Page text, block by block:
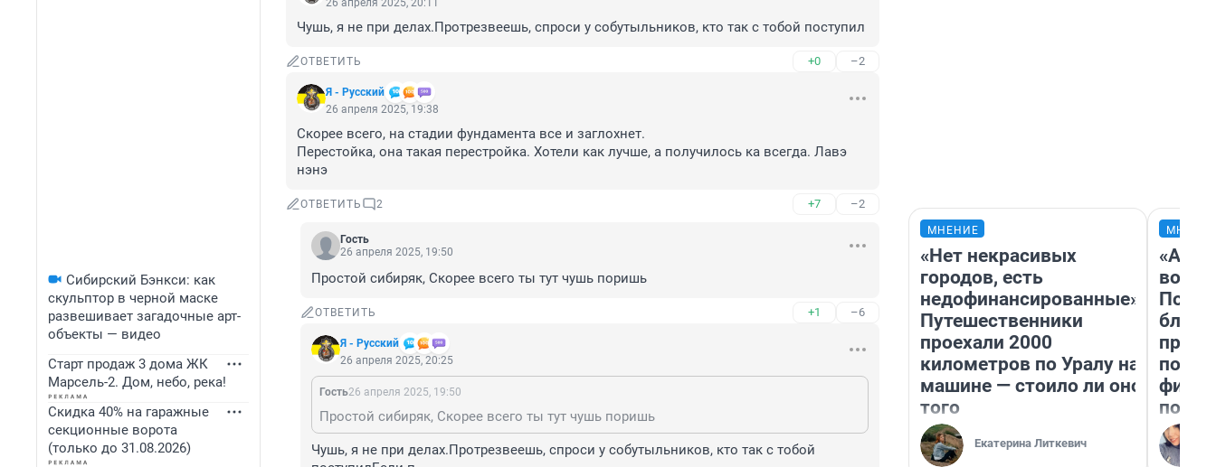
Сибирский Бэнкси: как
скульптор в черной маске
развешивает загадочные арт-
объекты — видео
Старт продаж 3 дома ЖК
Марсель-2. Дом, небо, река!
Скидка 40% на гаражные
секционные ворота
(только до 31.08.2026)
26 апреля 2025, 20:11
Чушь, я не при делах.Протрезвеешь, спроси у собутыльников, кто так с тобой поступил
ОТВЕТИТЬ +0 –2
Я - Русский
26 апреля 2025, 19:38
Скорее всего, на стадии фундамента все и заглохнет.
Перестойка, она такая перестройка. Хотели как лучше, а получилось ка всегда. Лавэ
нэнэ
ОТВЕТИТЬ 2 +7 –2
Гость
26 апреля 2025, 19:50
Простой сибиряк, Скорее всего ты тут чушь поришь
ОТВЕТИТЬ +1 –6
Я - Русский
26 апреля 2025, 20:25
Гость26 апреля 2025, 19:50
Простой сибиряк, Скорее всего ты тут чушь поришь
Чушь, я не при делах.Протрезвеешь, спроси у собутыльников, кто так с тобой
МНЕНИЕ
«Нет некрасивых
городов, есть
недофинансированные».
Путешественники
проехали 2000
километров по Уралу на
машине — стоило ли оно
того
Екатерина Литкевич
вот